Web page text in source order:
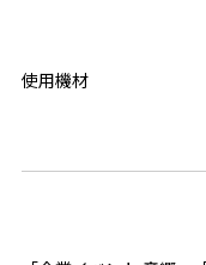
使用機材